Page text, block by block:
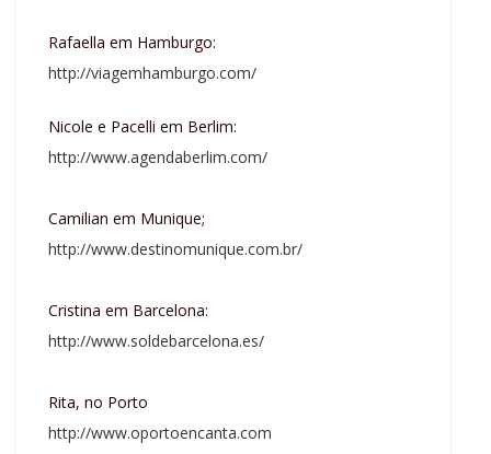
Rafaella em Hamburgo:
http://viagemhamburgo.com/
Nicole e Pacelli em Berlim:
http://www.agendaberlim.com/
Camilian em Munique;
http://www.destinomunique.com.br/
Cristina em Barcelona:
http://www.soldebarcelona.es/
Rita, no Porto
http://www.oportoencanta.com